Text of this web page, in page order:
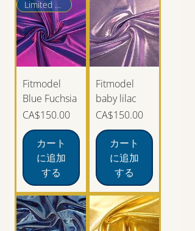
Limited edition
Fitmodel
Blue Fuchsia
価格
CA$150.00
カート
に追加
する
Fitmodel
baby lilac
価格
CA$150.00
カート
に追加
する